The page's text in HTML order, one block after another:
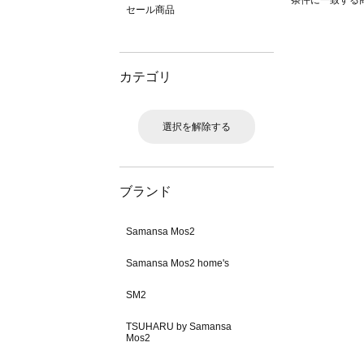
セール商品
カテゴリ
選択を解除する
ブランド
Samansa Mos2
Samansa Mos2 home's
SM2
TSUHARU by Samansa
Mos2